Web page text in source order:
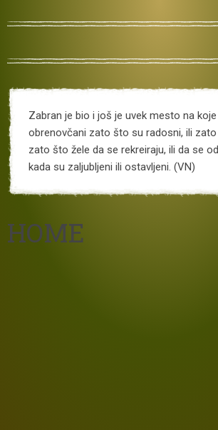
Zabran je bio i još je uvek mesto na
obrenovčani zato što su radosni, ili
zato što žele da se rekreiraju, ili da se
kada su zaljubljeni ili ostavljeni. (VN)
HOME